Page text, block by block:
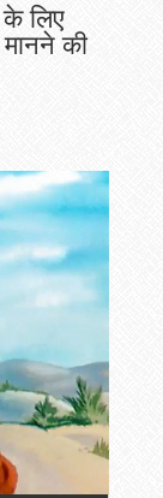
के लिए
की